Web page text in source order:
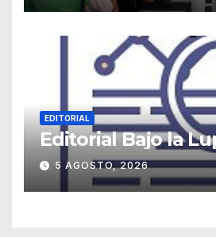
EDITORIAL
Editorial Bajo la
5 AGOSTO, 2026